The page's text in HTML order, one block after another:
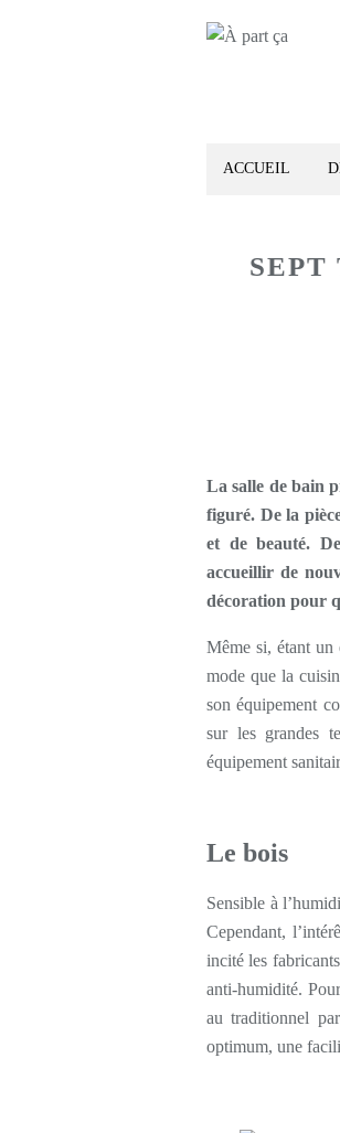
ACCUEIL
SEPT
La salle de bain
figuré. De la
et de beauté.
accueillir de
décoration pour
Même si, étant un
mode que la
son équipement
sur les grandes
équipement
Le bois
Sensible à
Cependant,
incité les
anti-humidité.
au traditionnel
optimum, une